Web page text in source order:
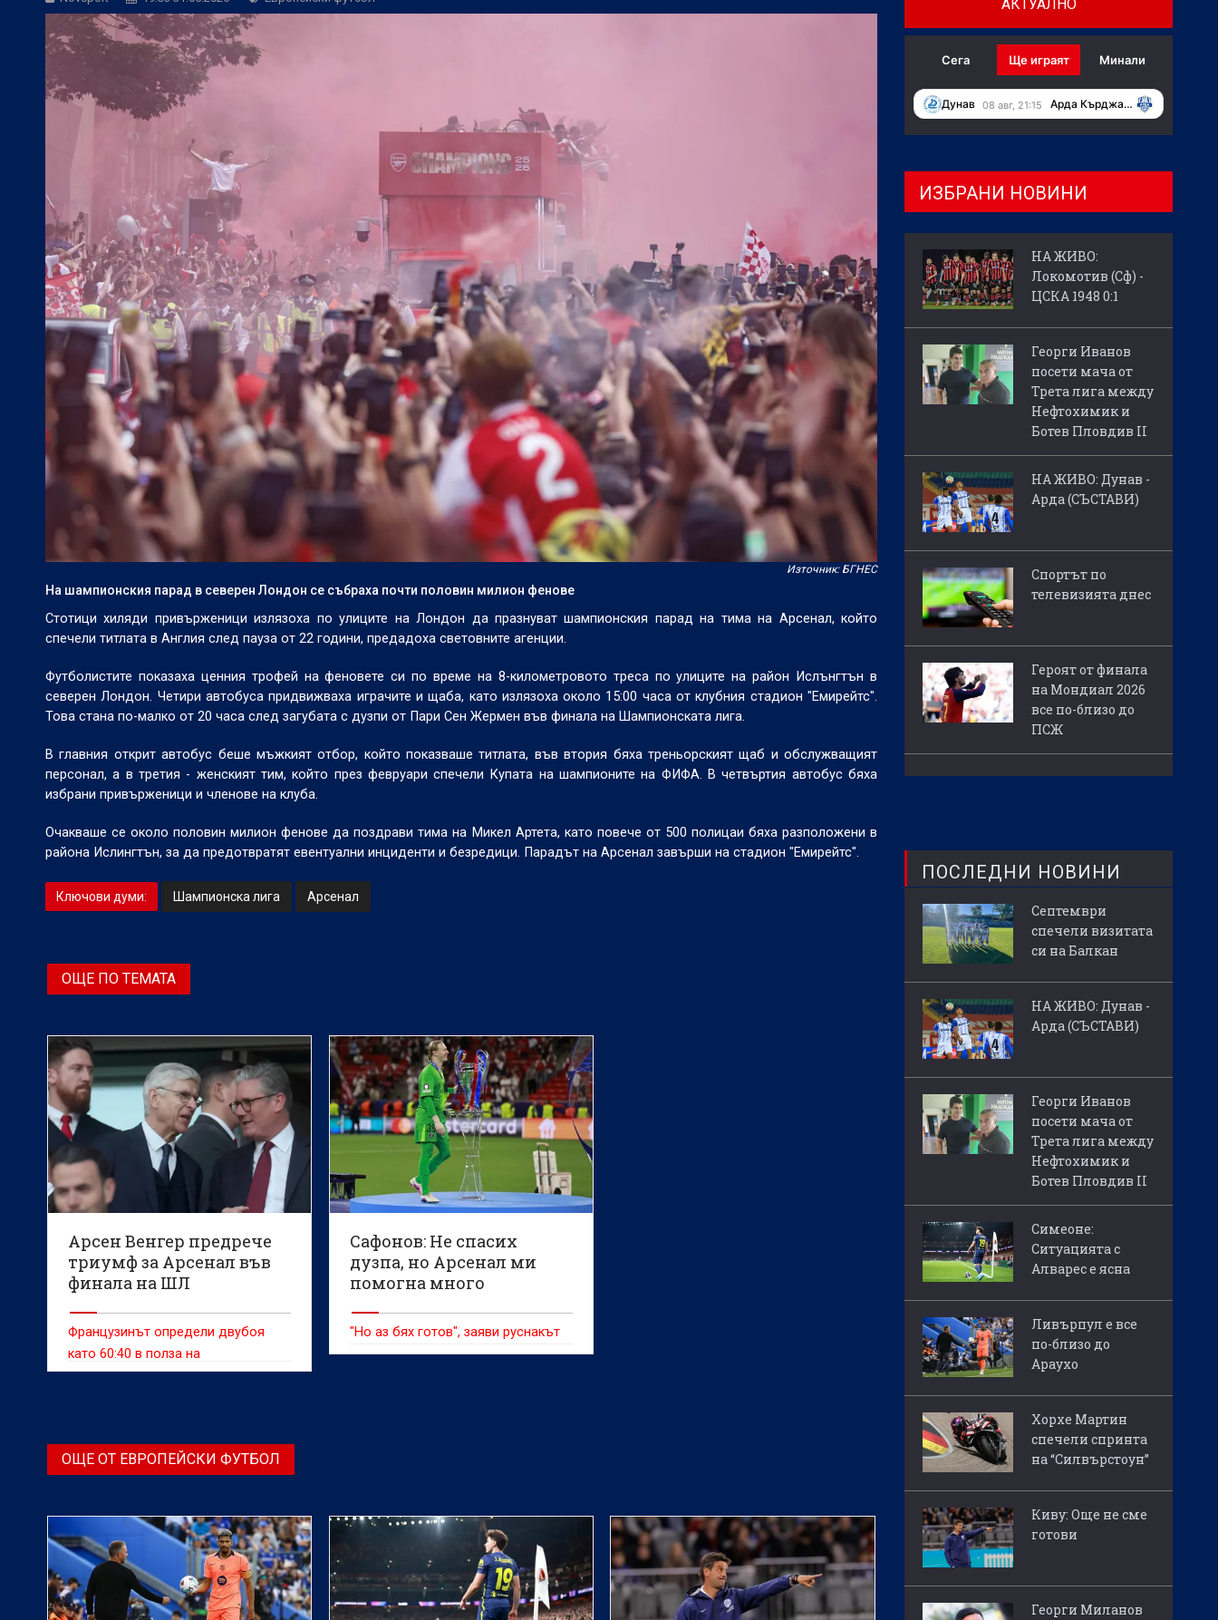
Трета лига:Георги Иванов посети мача от Трета лига между Нефтохимик и Ботев Пловдив II
БГ Футбол:НА ЖИВО: Дунав - Арда (СЪСТАВИ)
Източник: БГНЕС
На шампионския парад в северен Лондон се събраха почти половин милион фенове
Стотици хиляди привърженици излязоха по улиците на Лондон да празнуват шампионския парад на тима на Арсенал, който
спечели титлата в Англия след пауза от 22 години, предадоха световните агенции.
Футболистите показаха ценния трофей на феновете си по време на 8-километровото треса по улиците на район Ислънгтън в
северен Лондон. Четири автобуса придвижваха играчите и щаба, като излязоха около 15:00 часа от клубния стадион "Емирейтс".
Това стана по-малко от 20 часа след загубата с дузпи от Пари Сен Жермен във финала на Шампионската лига.
В главния открит автобус беше мъжкият отбор, който показваше титлата, във втория бяха треньорският щаб и обслужващият
персонал, а в третия - женският тим, който през февруари спечели Купата на шампионите на ФИФА. В четвъртия автобус бяха
избрани привърженици и членове на клуба.
Очакваше се около половин милион фенове да поздрави тима на Микел Артета, като повече от 500 полицаи бяха разположени в
района Ислингтън, за да предотвратят евентуални инциденти и безредици. Парадът на Арсенал завърши на стадион "Емирейтс".
Ключови думи: Шампионска лига Арсенал
ОЩЕ ПО ТЕМАТА
Арсен Венгер предрече
триумф за Арсенал във
финала на ШЛ
Французинът определи двубоя
като 60:40 в полза на
“артилеристите”
Сафонов: Не спасих
дузпа, но Арсенал ми
помогна много
"Но аз бях готов", заяви руснакът
ОЩЕ ОТ ЕВРОПЕЙСКИ ФУТБОЛ
АКТУАЛНО
Сега Ще играят Минали
Дунав 08 авг, 21:15 Арда Кърджали
ИЗБРАНИ НОВИНИ
НА ЖИВО:
Локомотив (Сф) -
ЦСКА 1948 0:1
Георги Иванов
посети мача от
Трета лига между
Нефтохимик и
Ботев Пловдив II
НА ЖИВО: Дунав -
Арда (СЪСТАВИ)
Спортът по
телевизията днес
Героят от финала
на Мондиал 2026
все по-близо до
ПСЖ
ПОСЛЕДНИ НОВИНИ
Септември
спечели визитата
си на Балкан
НА ЖИВО: Дунав -
Арда (СЪСТАВИ)
Георги Иванов
посети мача от
Трета лига между
Нефтохимик и
Ботев Пловдив II
Симеоне:
Ситуацията с
Алварес е ясна
Ливърпул е все
по-близо до
Араухо
Хорхе Мартин
спечели спринта
на “Силвърстоун”
Киву: Още не сме
готови
Георги Миланов